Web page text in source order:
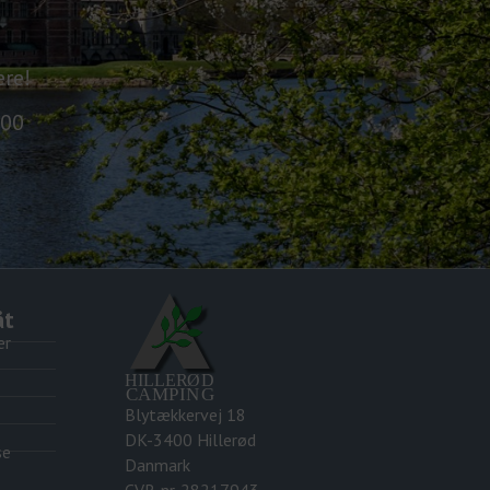
Blytækkervej 18
DK-3400 Hillerød
Danmark